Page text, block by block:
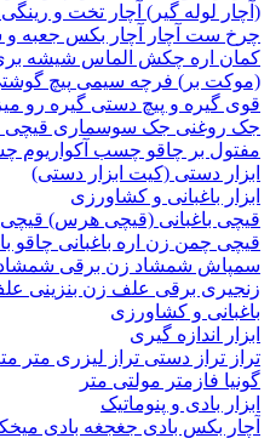
لوله گیر)آچار تخت و رینگی
ست آچارآچار بکس جعبه و ست
ارهچکشالماس شیشه بری
بر)فرچه سیمیپیچ‌ گوشتی
گیره و پیچ دستیگیره رو میزی
جک سوسماریقیچی لوله
برچاقو چسب آکواریوم چسب
دستی (کیت ابزار دستی)
باغبانی و کشاورزی
باغبانی (قیچی هرس)قیچی
چمن زناره باغبانیچاقو
شمشاد زن برقی شمشاد زن
برقی علف زن بنزینیعلف
و کشاورزی
اندازه گیری
تراز دستیتراز لیزریمترمتر
فازمترمولتی متر
بادی و پنوماتیک
بکس بادی جغجغه بادی میخکوب